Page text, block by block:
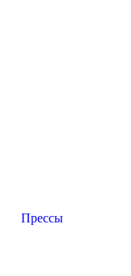
Прессы